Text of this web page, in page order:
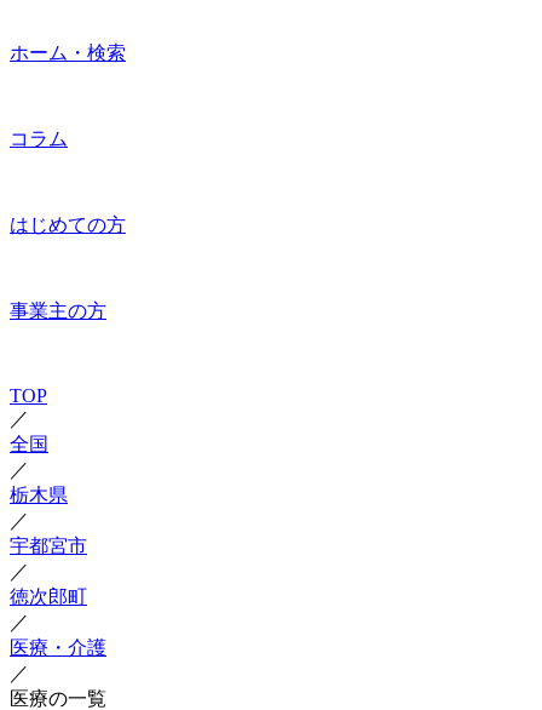
ホーム・検索
コラム
はじめての方
事業主の方
TOP
／
全国
／
栃木県
／
宇都宮市
／
徳次郎町
／
医療・介護
／
医療の一覧